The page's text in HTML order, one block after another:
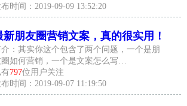
时间：2019-09-09 13:52:20
新朋友圈营销文案，真的很实用！
：其实你这个包含了两个问题，一个是朋
如何营销，一个是文案怎么写…
有797位用户关注
时间：2019-09-07 11:19:50